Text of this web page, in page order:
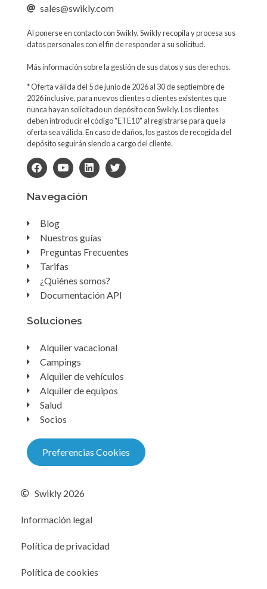
sales@swikly.com
Al ponerse en contacto con Swikly, Swikly recopila y procesa sus
datos personales con el fin de responder a su solicitud.
Más información sobre la gestión de sus datos y sus derechos.
* Oferta válida del 5 de junio de 2026 al 30 de septiembre de
2026 inclusive, para nuevos clientes o clientes existentes que
nunca hayan solicitado un depósito con Swikly. Los clientes
deben introducir el código "ETE10" al registrarse para que la
oferta sea válida. En caso de daños, los gastos de recogida del
depósito seguirán siendo a cargo del cliente.
Navegación
Blog
Nuestros guías
Preguntas Frecuentes
Tarifas
¿Quiénes somos?
Documentación API
Soluciones
Alquiler vacacional
Campings
Alquiler de vehículos
Alquiler de equipos
Salud
Socios
Preferencias Cookies
Swikly 2026
Información legal
Política de privacidad
Política de cookies